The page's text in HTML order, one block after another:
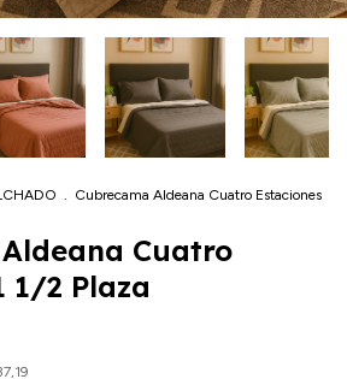
. Cubrecama Aldeana Cuatro Estaciones
Cuatro
1/2 Plaza